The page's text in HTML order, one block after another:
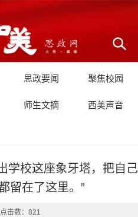
思政要闻 聚焦校园
师生文摘 西美声音
校这座象牙塔，把自己
留在了这里。”
击数： 821